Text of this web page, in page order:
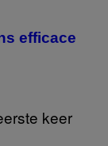
efficace